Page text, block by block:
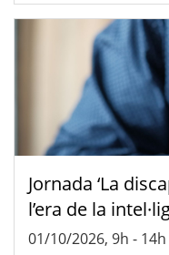
Jornada ‘La
l’era de la
01/10/2026, 9h - 14h